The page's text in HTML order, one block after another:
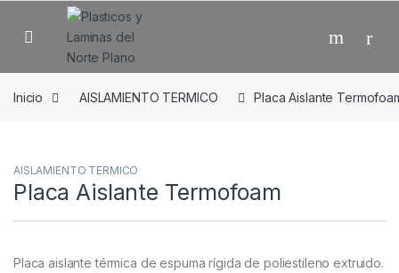
Skip to navigation
Skip to content
Open
Inicio AISLAMIENTO TERMICO Placa Aislante
AISLAMIENTO TERMICO
Placa Aislante Termofoam
Placa aislante térmica de espuma rígida de poliestileno extruido.